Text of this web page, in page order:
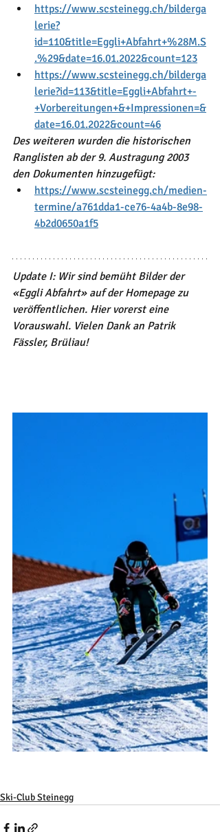
https://www.scsteinegg.ch/bilderga
lerie?
id=110&title=Eggli+Abfahrt+%28M.S
.%29&date=16.01.2022&count=123
https://www.scsteinegg.ch/bilderga
lerie?id=113&title=Eggli+Abfahrt+-
+Vorbereitungen+&+Impressionen=&
date=16.01.2022&count=46
Des weiteren wurden die historischen
Ranglisten ab der 9. Austragung 2003
den Dokumenten hinzugefügt:
https://www.scsteinegg.ch/medien-
termine/a761dda1-ce76-4a4b-8e98-
4b2d0650a1f5
Update I: Wir sind bemüht Bilder der
«Eggli Abfahrt» auf der Homepage zu
veröffentlichen. Hier vorerst eine
Vorauswahl. Vielen Dank an Patrik
Fässler, Brüliau!
Ski-Club Steinegg